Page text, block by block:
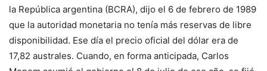
la República argentina (BCRA), dijo el 6 de febrero de 1989
que la autoridad monetaria no tenía más reservas de libre
disponibilidad. Ese día el precio oficial del dólar era de
17,82 australes. Cuando, en forma anticipada, Carlos